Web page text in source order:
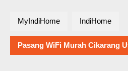
MyIndiHome IndiHome
Pasang WiFi Murah Cikarang